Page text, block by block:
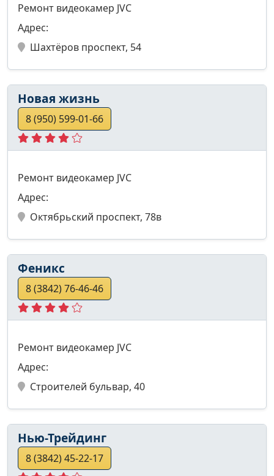
Ремонт видеокамер JVC
Адрес:
Шахтёров проспект, 54
Новая жизнь
8 (950) 599-01-66
Ремонт видеокамер JVC
Адрес:
Октябрьский проспект, 78в
Феникс
8 (3842) 76-46-46
Ремонт видеокамер JVC
Адрес:
Строителей бульвар, 40
Нью-Трейдинг
8 (3842) 45-22-17